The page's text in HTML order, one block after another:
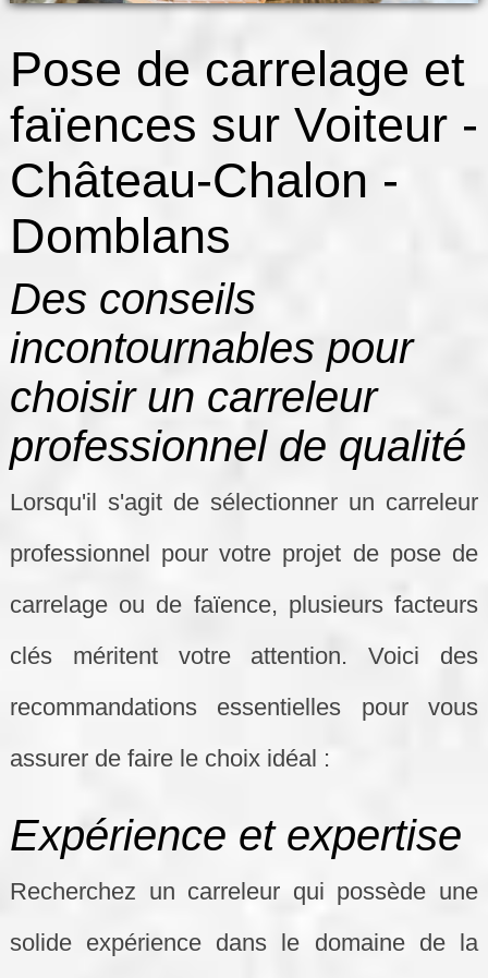
Pose de carrelage et
faïences sur Voiteur -
Château-Chalon -
Domblans
Des conseils
incontournables pour
choisir un carreleur
professionnel de qualité
Lorsqu'il s'agit de sélectionner un carreleur
professionnel pour votre projet de pose de
carrelage ou de faïence, plusieurs facteurs
clés méritent votre attention. Voici des
recommandations essentielles pour vous
assurer de faire le choix idéal :
Expérience et expertise
Recherchez un carreleur qui possède une
solide expérience dans le domaine de la